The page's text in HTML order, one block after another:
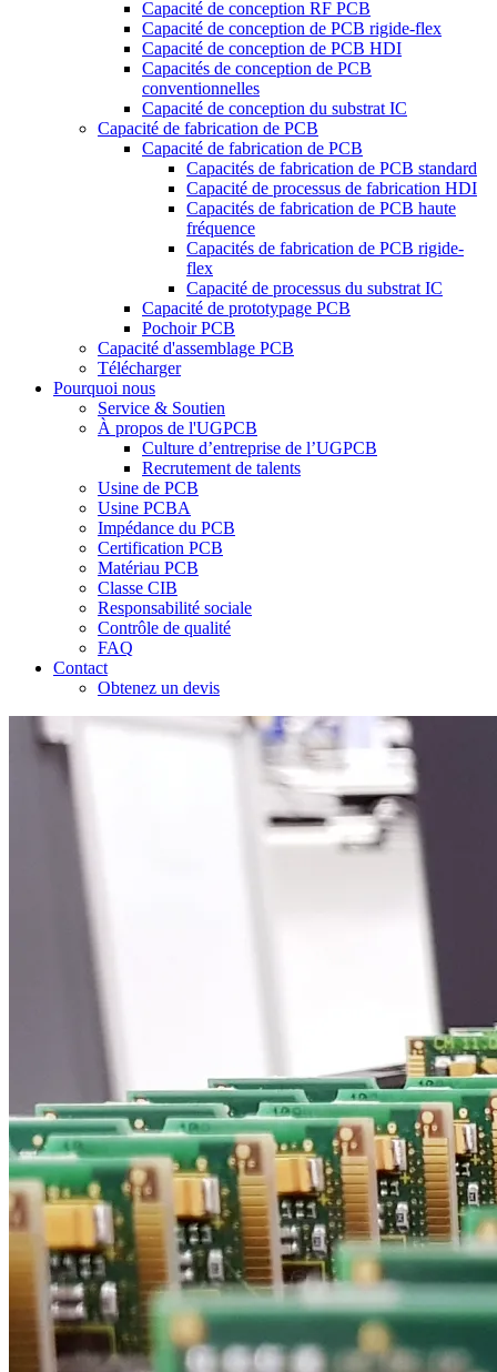
Capacité de conception RF PCB
Capacité de conception de PCB rigide-flex
Capacité de conception de PCB HDI
Capacités de conception de PCB
conventionnelles
Capacité de conception du substrat IC
Capacité de fabrication de PCB
Capacité de fabrication de PCB
Capacités de fabrication de PCB standard
Capacité de processus de fabrication HDI
Capacités de fabrication de PCB haute
fréquence
Capacités de fabrication de PCB rigide-
flex
Capacité de processus du substrat IC
Capacité de prototypage PCB
Pochoir PCB
Capacité d'assemblage PCB
Télécharger
Pourquoi nous
Service & Soutien
À propos de l'UGPCB
Culture d’entreprise de l’UGPCB
Recrutement de talents
Usine de PCB
Usine PCBA
Impédance du PCB
Certification PCB
Matériau PCB
Classe CIB
Responsabilité sociale
Contrôle de qualité
FAQ
Contact
Obtenez un devis